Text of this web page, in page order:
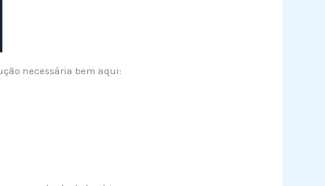
necessária bem aqui: